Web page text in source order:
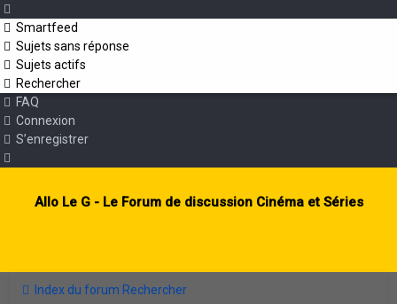
Smartfeed
Sujets sans réponse
Sujets actifs
Rechercher
FAQ
Connexion
S’enregistrer
Allo Le G - Le Forum de discussion Cinéma et Séries
Index du forum Rechercher